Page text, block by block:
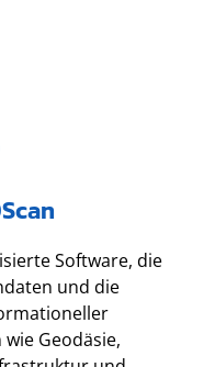
Software, die
und die
Geodäsie,